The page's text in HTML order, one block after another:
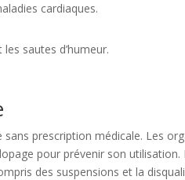
cardiaques.
sautes d’humeur.
prescription médicale. Les
pour prévenir son
des suspensions et la